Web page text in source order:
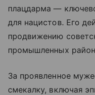
плацдарма —
для нацистов. Его
продвижению
промышленных
За проявленное
смекалку, включая